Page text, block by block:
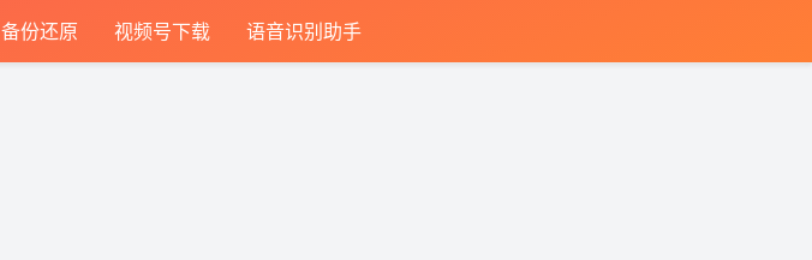
备份还原 视频号下载 语音识别助手